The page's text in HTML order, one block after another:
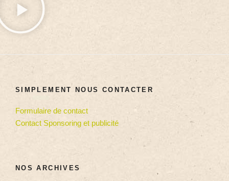
SIMPLEMENT NOUS CONTACTER
Formulaire de contact
Contact Sponsoring et publicité
NOS ARCHIVES